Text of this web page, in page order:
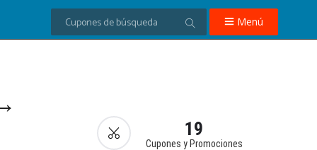
Menú
19
Cupones y Promociones